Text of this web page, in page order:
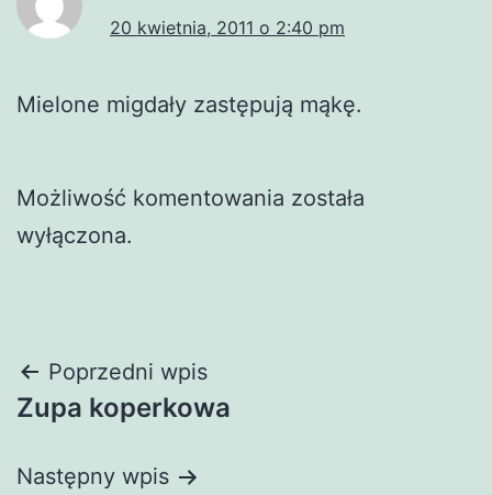
20 kwietnia, 2011 o 2:40 pm
Mielone migdały zastępują mąkę.
Możliwość komentowania została
wyłączona.
Nawigacja
wpisu
Poprzedni wpis
Zupa koperkowa
Następny wpis